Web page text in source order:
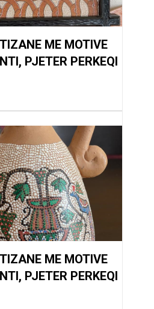
ME MOTIVE
PJETER PERKEQI
ME MOTIVE
PJETER PERKEQI